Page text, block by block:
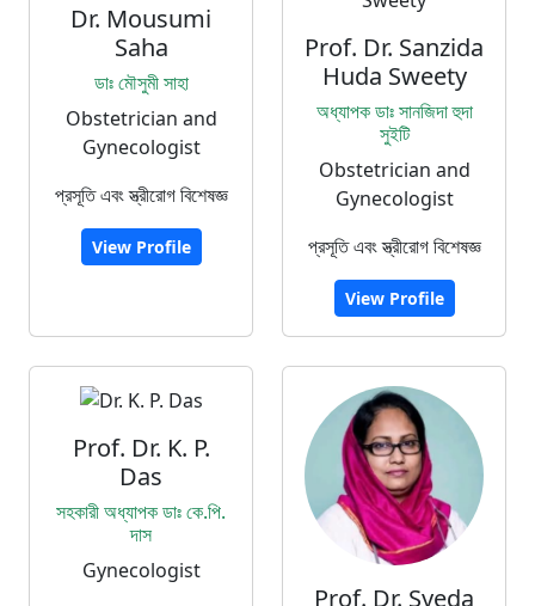
Dr. Mousumi
Saha
ডাঃ মৌসুমী সাহা
Obstetrician and
Gynecologist
প্রসূতি এবং স্ত্রীরোগ বিশেষজ্ঞ
View Profile
Prof. Dr. Sanzida
Huda Sweety
অধ্যাপক ডাঃ সানজিদা হুদা
সুইটি
Obstetrician and
Gynecologist
প্রসূতি এবং স্ত্রীরোগ বিশেষজ্ঞ
View Profile
Prof. Dr. K. P.
Das
সহকারী অধ্যাপক ডাঃ কে.পি.
দাস
Gynecologist
Prof. Dr. Syeda